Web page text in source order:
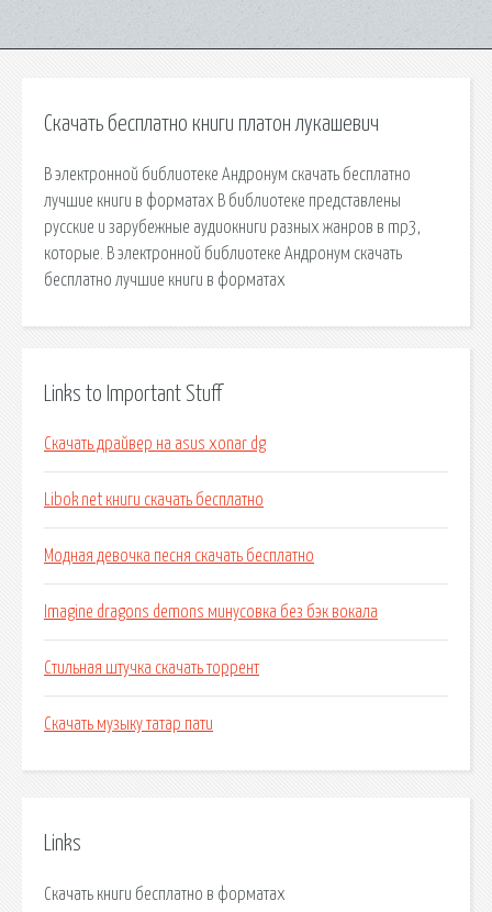
Скачать бесплатно книги платон лукашевич
В электронной библиотеке Андронум скачать бесплатно
лучшие книги в форматах В библиотеке представлены
русские и зарубежные аудиокниги разных жанров в mp3,
которые. В электронной библиотеке Андронум скачать
бесплатно лучшие книги в форматах
Links to Important Stuff
Скачать драйвер на asus xonar dg
Libok net книги скачать бесплатно
Модная девочка песня скачать бесплатно
Imagine dragons demons минусовка без бэк вокала
Стильная штучка скачать торрент
Скачать музыку татар пати
Links
Скачать книги бесплатно в форматах